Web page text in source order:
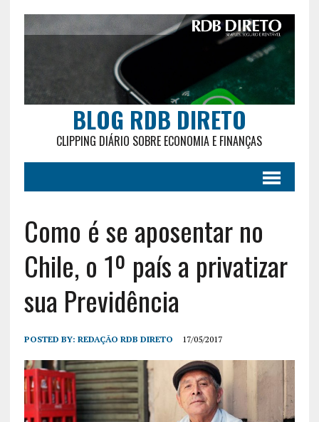
BLOG RDB DIRETO
CLIPPING DIÁRIO SOBRE ECONOMIA E FINANÇAS
Como é se aposentar no
Chile, o 1º país a privatizar
sua Previdência
POSTED BY: REDAÇÃO RDB DIRETO 17/05/2017